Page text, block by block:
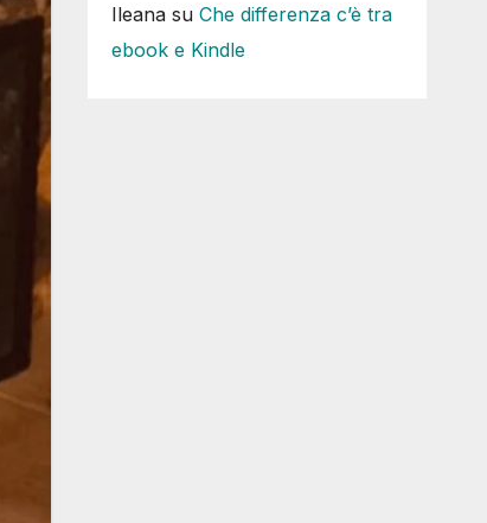
Ileanasu Che differenza c’è tra
ebook e Kindle